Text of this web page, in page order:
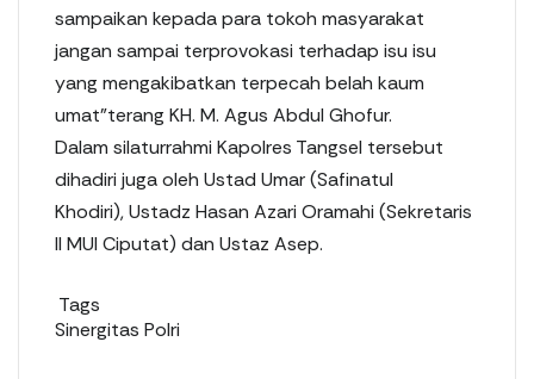
sampaikan kepada para tokoh masyarakat
jangan sampai terprovokasi terhadap isu isu
yang mengakibatkan terpecah belah kaum
umat”terang KH. M. Agus Abdul Ghofur.
Dalam silaturrahmi Kapolres Tangsel tersebut
dihadiri juga oleh Ustad Umar (Safinatul
Khodiri), Ustadz Hasan Azari Oramahi (Sekretaris
II MUI Ciputat) dan Ustaz Asep.
Tags
Sinergitas Polri